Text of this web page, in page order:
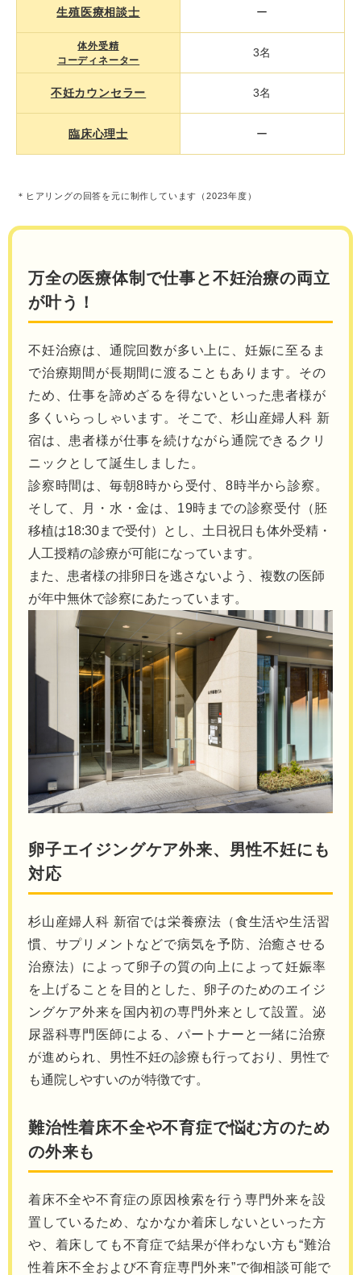
生殖医療相談士
体外受精
コーディネーター
不妊カウンセラー
臨床心理士
ー
3名
3名
ー
＊ヒアリングの回答を元に制作しています（2023年度）
万全の医療体制で仕事と不妊治療の両立
が叶う！
不妊治療は、通院回数が多い上に、妊娠に至るま
で治療期間が長期間に渡ることもあります。その
ため、仕事を諦めざるを得ないといった患者様が
多くいらっしゃいます。そこで、杉山産婦人科 新
宿は、患者様が仕事を続けながら通院できるクリ
ニックとして誕生しました。
診察時間は、毎朝8時から受付、8時半から診察。
そして、月・水・金は、19時までの診察受付 （胚
移植は18:30まで受付）
とし、 土 日祝日も体外受精・
人工授精の診療が可能になっています。
また、患者様の排卵日を逃さないよう、複数の医師
が年中無休で診察にあたっています。
卵子エイジングケア外来、男性不妊にも
対応
杉山産婦人科 新宿では栄養療法（⾷⽣活や⽣活習
慣、サプリメントなどで病気を予防、治癒させる
治療法）によって卵⼦の質の向上によって妊娠率
を上げることを目的とした、卵子のためのエイジ
ングケア外来を国内初の専門外来として設置。泌
尿器科専門医師による、パートナーと一緒に治療
が進められ、 男性不妊の診療も行っており、男性で
も通院しやすいのが特徴です。
難治性着床不全や不育症で悩む方のため
の外来も
着床不全や不育症の原因検索を行う専門外来を設
置しているため、なかなか着床しないといった方
や、着床しても不育症で結果が伴わない方も“難治
性着床不全および不育症専門外来”で御相談可能で